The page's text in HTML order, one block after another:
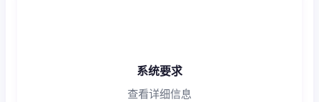
系统要求
查看详细信息